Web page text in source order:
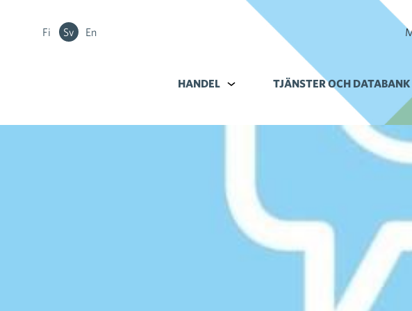
Fi Sv En
HANDEL Alavalikko kohteelle Handel
TJÄNSTER OCH DATABANK